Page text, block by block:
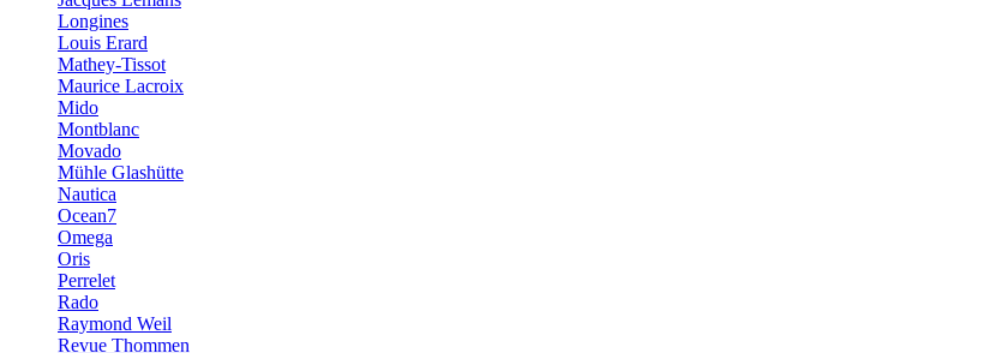
Longines
Louis Erard
Mathey-Tissot
Maurice Lacroix
Mido
Montblanc
Movado
Mühle Glashütte
Nautica
Ocean7
Omega
Oris
Perrelet
Rado
Raymond Weil
Revue Thommen